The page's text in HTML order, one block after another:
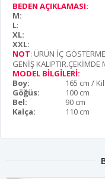
BEDEN AÇIKLAMASI:
M:
L:
XL:
XXL:
NOT: ÜRÜN İÇ
GENİŞ KALIPTIR.ÇEKİMDE
MODEL BİLGİLERİ:
Boy:
165 cm /
Göğüs:
100 cm
Bel:
90 cm
Kalça:
110 cm